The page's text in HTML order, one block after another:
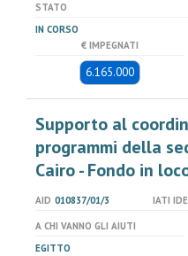
STATO
IN CORSO
€ IMPEGNATI
6.165.000
Supporto al
programmi della
Cairo - Fondo in
AID 010837/01/3 IATI
A CHI VANNO GLI AIUTI
EGITTO